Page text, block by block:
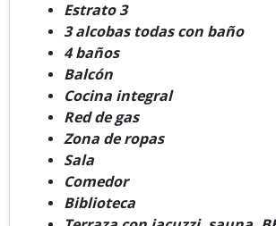
Estrato 3
3 alcobas todas con baño
4 baños
Balcón
Cocina integral
Red de gas
Zona de ropas
Sala
Comedor
Biblioteca